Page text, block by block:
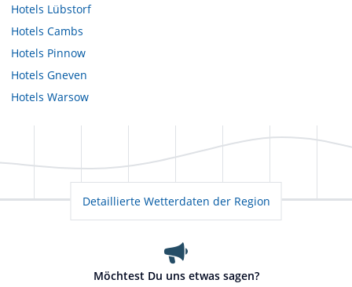
Hotels Lübstorf
Hotels Cambs
Hotels Pinnow
Hotels Gneven
Hotels Warsow
Detaillierte Wetterdaten der Region
Möchtest Du uns etwas sagen?